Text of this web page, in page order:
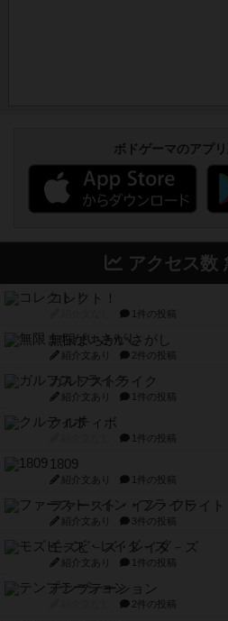
ボドゲーマのアプ
アクセス数
コレクト！
1件の投稿
無限まちがいさがし
紹介文あり 2件の投稿
ガルフストライク
紹介文あり 1件の投稿
クルティボ
1件の投稿
1809
紹介文あり 1件の投稿
ファースト・イン・フライト
紹介文あり 3件の投稿
モズビ－ズ・レイダ－ズ
紹介文あり 1件の投稿
テンプテーション
2件の投稿